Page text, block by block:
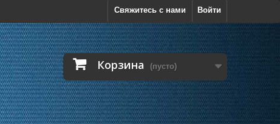
Войти
Свяжитесь с нами
Корзина (пусто)